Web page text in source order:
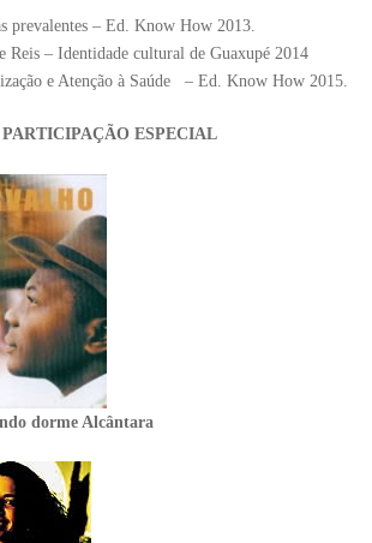
prevalentes – Ed. Know How 2013.
Reis – Identidade cultural de Guaxupé 2014
e Atenção à Saúde – Ed. Know How 2015.
ESPECIAL
dorme Alcântara